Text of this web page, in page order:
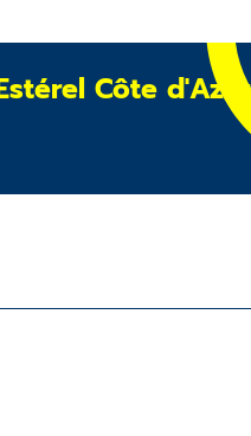
Côte d'Azur